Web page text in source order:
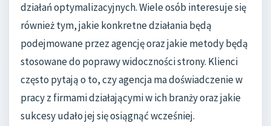
działań optymalizacyjnych. Wiele osób interesuje się
również tym, jakie konkretne działania będą
podejmowane przez agencję oraz jakie metody będą
stosowane do poprawy widoczności strony. Klienci
często pytają o to, czy agencja ma doświadczenie w
pracy z firmami działającymi w ich branży oraz jakie
sukcesy udało jej się osiągnąć wcześniej.